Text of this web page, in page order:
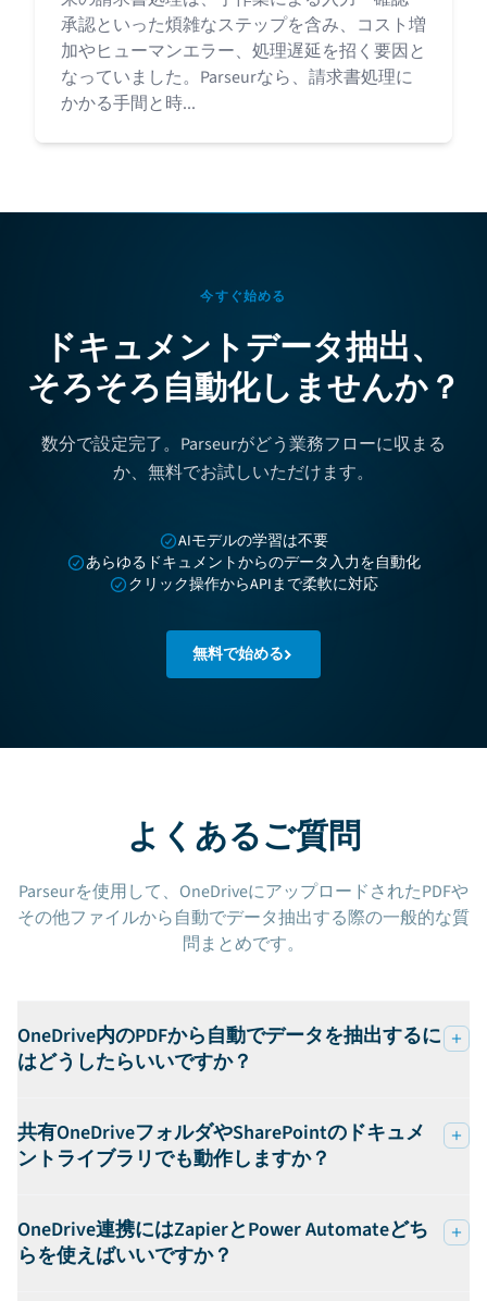
承認といった煩雑なステップを含み、コスト増
加やヒューマンエラー、処理遅延を招く要因と
なっていました。Parseurなら、請求書処理に
かかる手間と時...
今すぐ始める
ドキュメントデータ抽出、
そろそろ自動化しませんか？
数分で設定完了。Parseurがどう業務フローに収まる
か、無料でお試しいただけます。
AIモデルの学習は不要
あらゆるドキュメントからのデータ入力を自動化
クリック操作からAPIまで柔軟に対応
無料で始める
よくあるご質問
Parseurを使用して、OneDriveにアップロードされたPDFや
その他ファイルから自動でデータ抽出する際の一般的な質
問まとめです。
OneDrive内のPDFから自動でデータを抽出するに
はどうしたらいいですか？
共有OneDriveフォルダやSharePointのドキュメ
ントライブラリでも動作しますか？
OneDrive連携にはZapierとPower Automateどち
らを使えばいいですか？